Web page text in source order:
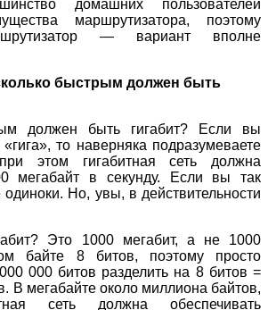
домашних пользователей
маршрутизатора, поэтому
— вариант вполне
быстрым должен быть
должен быть гигабит? Если вы
то наверняка подразумеваете
этом гигабитная сеть должна
мегабайт в секунду. Если вы так
одиноки. Но, увы, в действительности
Это 1000 мегабит, а не 1000
байте 8 битов, поэтому просто
000 битов разделить на 8 битов =
В мегабайте около миллиона байтов,
сеть должна обеспечивать